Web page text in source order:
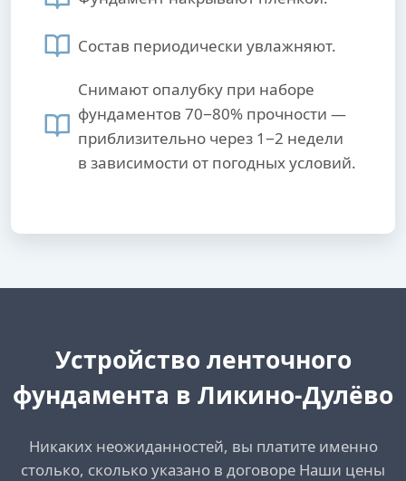
Состав периодически увлажняют.
Снимают опалубку при наборе
фундаментов 70−80% прочности —
приблизительно через 1−2 недели
в зависимости от погодных условий.
Устройство ленточного
фундамента в Ликино-Дулёво
Никаких неожиданностей, вы платите именно
столько, сколько указано в договоре Наши цены